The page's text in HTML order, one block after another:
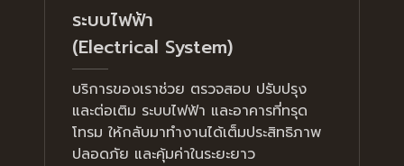
ระบบไฟฟ้า
(Electrical System)
บริการของเราช่วย ตรวจสอบ ปรับปรุง
และต่อเติม ระบบไฟฟ้า และอาคารที่ทรุด
โทรม ให้กลับมาทำงานได้เต็มประสิทธิภาพ
ปลอดภัย และคุ้มค่าในระยะยาว